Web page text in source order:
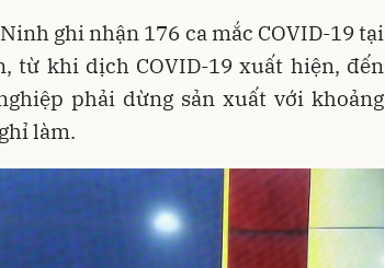
ghi nhận 176 ca mắc COVID-19 tại
từ khi dịch COVID-19 xuất hiện, đến
phải dừng sản xuất với khoảng
làm.